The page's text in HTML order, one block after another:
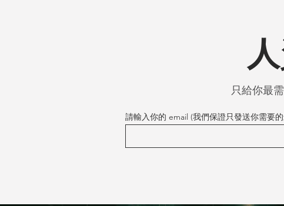
只給你最
請輸入你的 email (我們保證只發送你需要